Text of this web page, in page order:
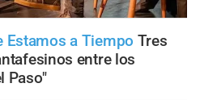
Estamos a Tiempo Tres
entre los
Paso"